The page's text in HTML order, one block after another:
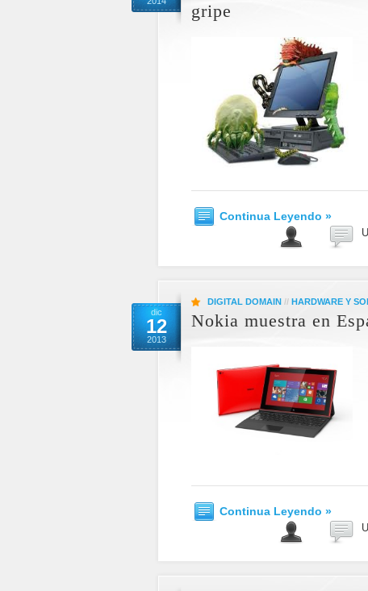
gripe
Continua Leyendo »
dic
12
2013
DIGITAL DOMAIN // HARDWARE Y
Nokia muestra en
Continua Leyendo »